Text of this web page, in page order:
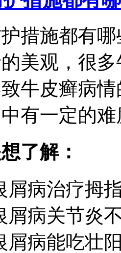
措施都有
美观，很
牛皮癣病
有一定的
了解：
屑病治疗拇
屑病关节炎
屑病能吃壮